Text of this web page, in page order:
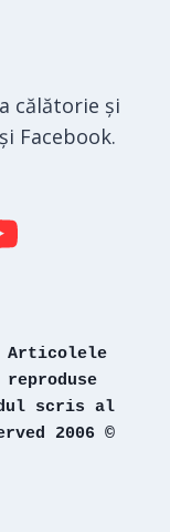
călătorie și
Facebook.
Articolele
scris al
2006 ©